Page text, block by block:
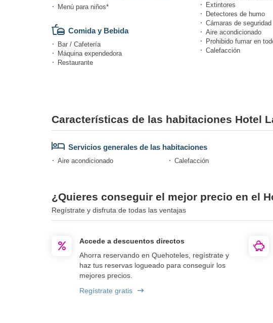
Menú para niños*
Comida y Bebida
Bar / Cafetería
Máquina expendedora
Restaurante
Extintores
Detectores de humo
Cámaras de seguridad
Aire acondicionado
Prohibido fumar en
Calefacción
Características de las habitaciones Hotel
Servicios generales de las habitaciones
Aire acondicionado Calefacción
¿Quieres conseguir el mejor precio en el
Regístrate y disfruta de todas las ventajas
Accede a descuentos directos
Ahorra reservando en Quehoteles, regístrate y
haz tus reservas logueado para conseguir los
mejores precios.
Regístrate gratis